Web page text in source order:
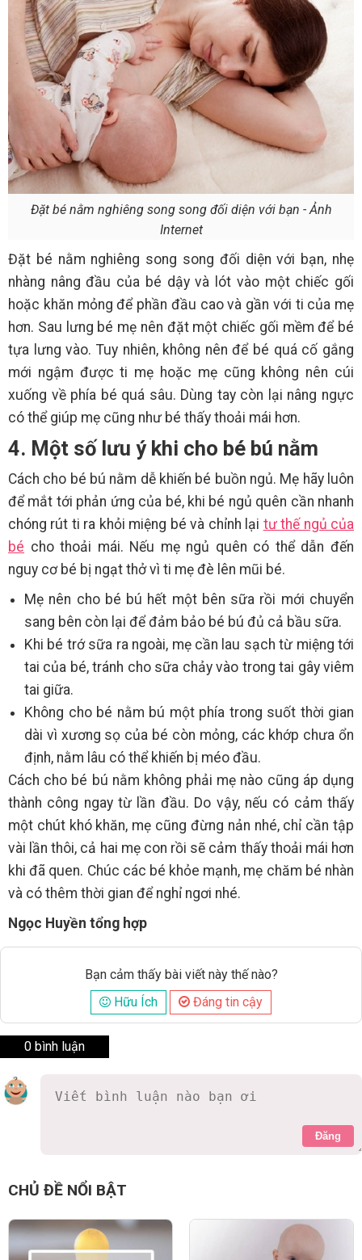
Đặt bé nằm nghiêng song song đối diện với bạn - Ảnh
Internet
Đặt bé nằm nghiêng song song đối diện với bạn, nhẹ
nhàng nâng đầu của bé dậy và lót vào một chiếc gối
hoặc khăn mỏng để phần đầu cao và gần với ti của mẹ
hơn. Sau lưng bé mẹ nên đặt một chiếc gối mềm để bé
tựa lưng vào. Tuy nhiên, không nên để bé quá cố gắng
mới ngậm được ti mẹ hoặc mẹ cũng không nên cúi
xuống về phía bé quá sâu. Dùng tay còn lại nâng ngực
có thể giúp mẹ cũng như bé thấy thoải mái hơn.
4. Một số lưu ý khi cho bé bú nằm
Cách cho bé bú nằm dễ khiến bé buồn ngủ. Mẹ hãy luôn
để mắt tới phản ứng của bé, khi bé ngủ quên cần nhanh
chóng rút ti ra khỏi miệng bé và chỉnh lại tư thế ngủ của
bé cho thoải mái. Nếu mẹ ngủ quên có thể dẫn đến
nguy cơ bé bị ngạt thở vì ti mẹ đè lên mũi bé.
Mẹ nên cho bé bú hết một bên sữa rồi mới chuyển
sang bên còn lại để đảm bảo bé bú đủ cả bầu sữa.
Khi bé trớ sữa ra ngoài, mẹ cần lau sạch từ miệng tới
tai của bé, tránh cho sữa chảy vào trong tai gây viêm
tai giữa.
Không cho bé nằm bú một phía trong suốt thời gian
dài vì xương sọ của bé còn mỏng, các khớp chưa ổn
định, nằm lâu có thể khiến bị méo đầu.
Cách cho bé bú nằm không phải mẹ nào cũng áp dụng
thành công ngay từ lần đầu. Do vậy, nếu có cảm thấy
một chút khó khăn, mẹ cũng đừng nản nhé, chỉ cần tập
vài lần thôi, cả hai mẹ con rồi sẽ cảm thấy thoải mái hơn
khi đã quen. Chúc các bé khỏe mạnh, mẹ chăm bé nhàn
và có thêm thời gian để nghỉ ngơi nhé.
Ngọc Huyền tổng hợp
Bạn cảm thấy bài viết này thế nào?
Hữu Ích
Đáng tin cậy
0 bình luận
Đăng
CHỦ ĐỀ NỔI BẬT